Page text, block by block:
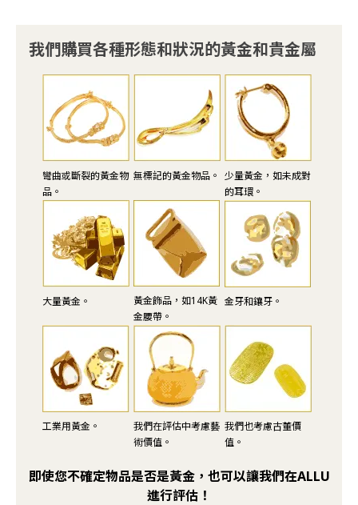
我們購買各種形態和狀況的黃金和貴金屬
彎曲或斷裂的黃金物
品。
無標記的黃金物品。 少量黃金，如未成對
的耳環。
大量黃金。
黃金飾品，如14K黃
金腰帶。
金牙和鑲牙。
工業用黃金。
我們在評估中考慮藝
術價值。
我們也考慮古董價
值。
即使您不確定物品是否是黃金，也可以讓我們在ALLU
進行評估！